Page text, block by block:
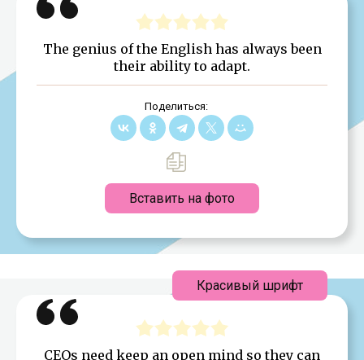
The genius of the English has always been
their ability to adapt.
Поделиться:
Вставить на фото
CEOs need keep an open mind so they can
Красивый шрифт